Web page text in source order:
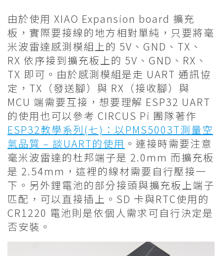
由於使用 XIAO Expansion board 擴充
板，實際要接線的地方相對單純，只要將毫
米波雷達感測模組上的 5V、GND、TX、
RX 依序接到擴充板上的 5V、GND、RX、
TX 即可。由於感測模組是走 UART 通訊協
定，TX（發送腳）與 RX（接收腳）與
MCU 端需要互接，想要理解 ESP32 UART
的使用也可以參考 CIRCUS Pi 團隊著作
ESP32教學系列(七)：以PMS5003T測量空
氣品質 – 談UART的使用 。連接時需要注意
毫米波雷達的杜邦端子是 2.0mm 而擴充板
是 2.54mm，這裡的線材需要自行壓接一
下。另外鋰電池的部分接頭與擴充板上端子
匹配，可以直接插上。SD 卡與RTC使用的
CR1220 電池則是依個人需求可自行決定是
否安裝。